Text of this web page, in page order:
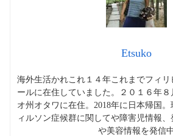
Etsuko
海外生活かれこれ１４年これまでフィ
ールに在住していました。２０１６年８
オ州オタワに在住。2018年に日本帰国
ィルソン症候群に関してや障害児情報
や美容情報を発信中